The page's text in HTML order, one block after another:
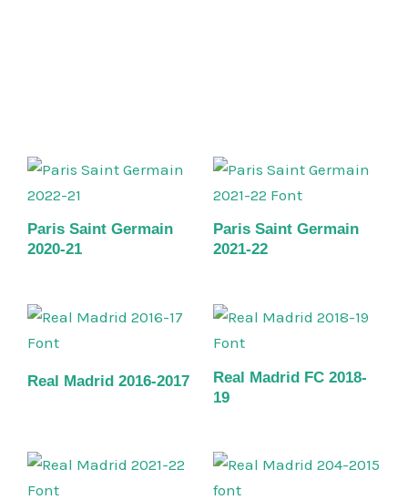
Paris Saint Germain
2020-21
Paris Saint Germain
2021-22
Real Madrid 2016-2017
Real Madrid FC 2018-
19